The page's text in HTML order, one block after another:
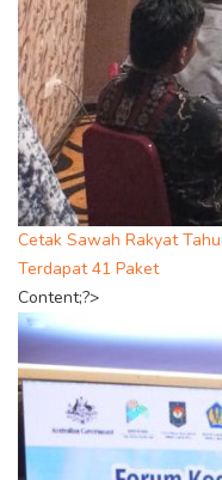
Cetak Sawah Rakyat
Terdapat 41 Paket
Content;?>